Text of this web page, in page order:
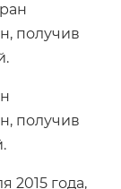
получив
получив
2015 года,